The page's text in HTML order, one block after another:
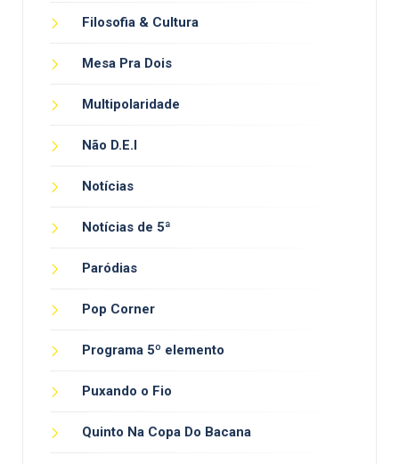
Filosofia & Cultura
Mesa Pra Dois
Multipolaridade
Não D.E.I
Notícias
Notícias de 5ª
Paródias
Pop Corner
Programa 5º elemento
Puxando o Fio
Quinto Na Copa Do Bacana